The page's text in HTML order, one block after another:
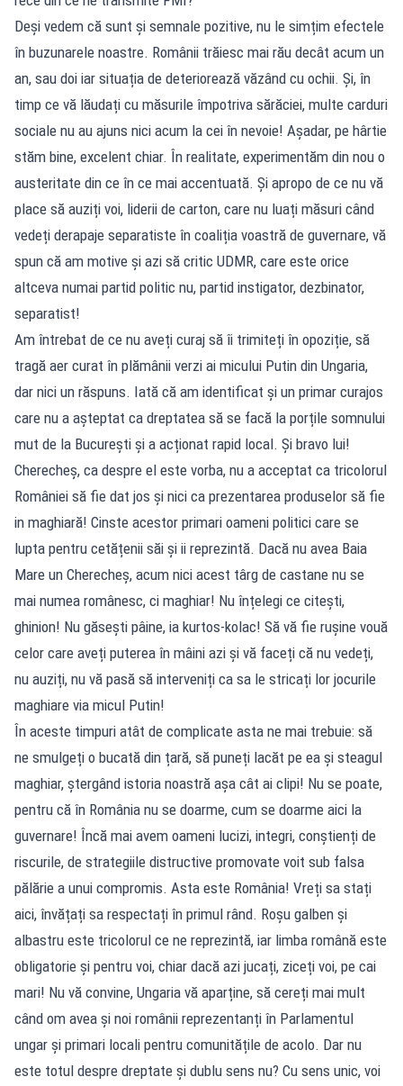
Deși vedem că sunt și semnale pozitive, nu le simțim efectele
în buzunarele noastre. Românii trăiesc mai rău decât acum un
an, sau doi iar situația de deteriorează văzând cu ochii. Și, în
timp ce vă lăudați cu măsurile împotriva sărăciei, multe carduri
sociale nu au ajuns nici acum la cei în nevoie! Așadar, pe hârtie
stăm bine, excelent chiar. În realitate, experimentăm din nou o
austeritate din ce în ce mai accentuată. Și apropo de ce nu vă
place să auziți voi, liderii de carton, care nu luați măsuri când
vedeți derapaje separatiste în coaliția voastră de guvernare, vă
spun că am motive și azi să critic UDMR, care este orice
altceva numai partid politic nu, partid instigator, dezbinator,
separatist!
Am întrebat de ce nu aveți curaj să îi trimiteți în opoziție, să
tragă aer curat în plămânii verzi ai micului Putin din Ungaria,
dar nici un răspuns. Iată că am identificat și un primar curajos
care nu a așteptat ca dreptatea să se facă la porțile somnului
mut de la București și a acționat rapid local. Și bravo lui!
Cherecheș, ca despre el este vorba, nu a acceptat ca tricolorul
României să fie dat jos și nici ca prezentarea produselor să fie
in maghiară! Cinste acestor primari oameni politici care se
lupta pentru cetățenii săi și ii reprezintă. Dacă nu avea Baia
Mare un Cherecheș, acum nici acest târg de castane nu se
mai numea românesc, ci maghiar! Nu înțelegi ce citești,
ghinion! Nu găsești pâine, ia kurtos-kolac! Să vă fie rușine vouă
celor care aveți puterea în mâini azi și vă faceți că nu vedeți,
nu auziți, nu vă pasă să interveniți ca sa le stricați lor jocurile
maghiare via micul Putin!
În aceste timpuri atât de complicate asta ne mai trebuie: să
ne smulgeți o bucată din țară, să puneți lacăt pe ea și steagul
maghiar, ștergând istoria noastră așa cât ai clipi! Nu se poate,
pentru că în România nu se doarme, cum se doarme aici la
guvernare! Încă mai avem oameni lucizi, integri, conștienți de
riscurile, de strategiile distructive promovate voit sub falsa
pălărie a unui compromis. Asta este România! Vreți sa stați
aici, învățați sa respectați în primul rând. Roșu galben și
albastru este tricolorul ce ne reprezintă, iar limba română este
obligatorie și pentru voi, chiar dacă azi jucați, ziceți voi, pe cai
mari! Nu vă convine, Ungaria vă aparține, să cereți mai mult
când om avea și noi românii reprezentanți în Parlamentul
ungar și primari locali pentru comunitățile de acolo. Dar nu
este totul despre dreptate și dublu sens nu? Cu sens unic, voi